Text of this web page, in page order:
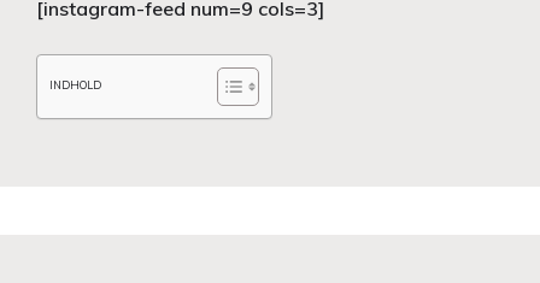
[instagram-feed num=9 cols=3]
INDHOLD